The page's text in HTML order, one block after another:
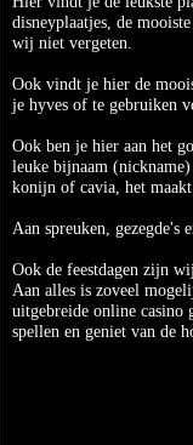
disneyplaatjes, de
wij niet vergeten.
Ook vindt je hier de
je hyves of te gebruiken
Ook ben je hier aan het
leuke bijnaam
konijn of cavia, het
Aan spreuken, gezegde's
Ook de feestdagen zijn
Aan alles is zoveel
uitgebreide online casino
spellen en geniet van de